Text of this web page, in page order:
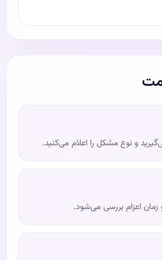
و نوع مشکل را اعلام می‌کنید.
اعزام بررسی می‌شود.